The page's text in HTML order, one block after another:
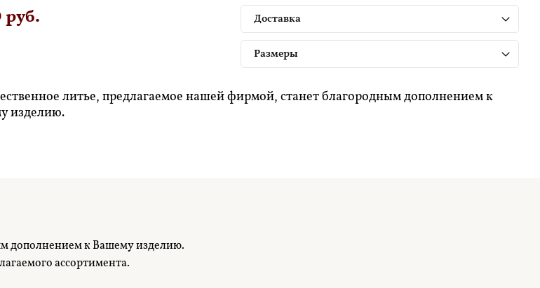
руб. Доставка
Размеры
литье, предлагаемое нашей фирмой, станет благородным дополнением к
изделию.
дополнением к Вашему изделию.
ассортимента.